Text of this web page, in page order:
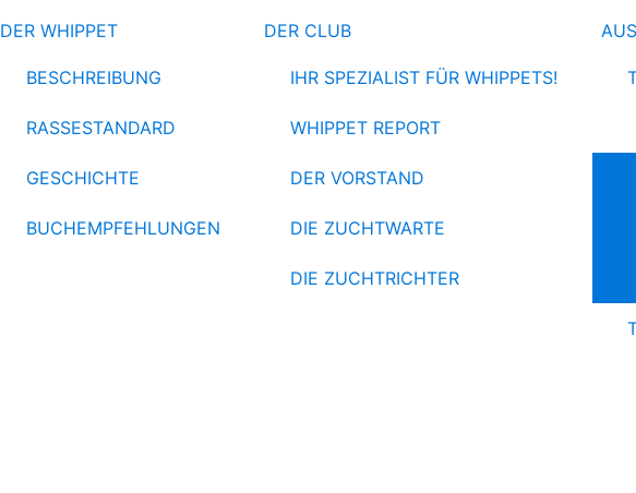
DER WHIPPET
BESCHREIBUNG
RASSESTANDARD
GESCHICHTE
BUCHEMPFEHLUNGEN
DER CLUB
IHR SPEZIALIST FÜR WHIPPETS!
WHIPPET REPORT
DER VORSTAND
DIE ZUCHTWARTE
DIE ZUCHTRICHTER